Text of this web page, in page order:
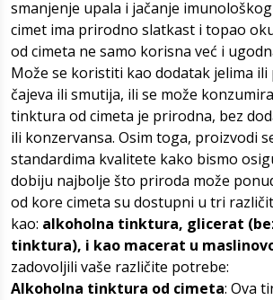
smanjenje upala i jačanje
cimet ima prirodno slatkast i topao
od cimeta ne samo korisna već i
Može se koristiti kao dodatak jelima
čajeva ili smutija, ili se može
tinktura od cimeta je prirodna, bez
ili konzervansa. Osim toga, proizvodi
standardima kvalitete kako bismo
dobiju najbolje što priroda može
od kore cimeta su dostupni u tri
kao: alkoholna tinktura, glicerat
tinktura), i kao macerat u
zadovoljili vaše različite potrebe:
Alkoholna tinktura od cimeta: Ova